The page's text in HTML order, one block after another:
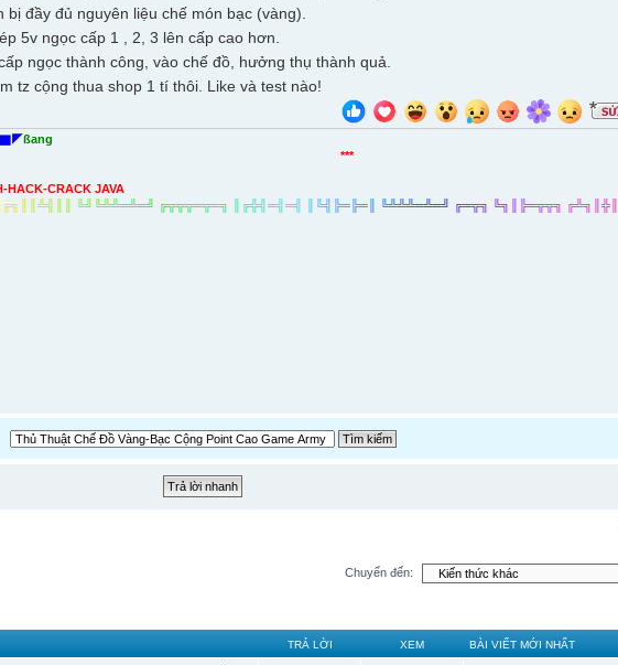
bị đầy đủ nguyên liệu chế món bạc (vàng).
5v ngọc cấp 1 , 2, 3 lên cấp cao hơn.
ngọc thành công, vào chế đồ, hưởng thụ thành quả.
tz cộng thua shop 1 tí thôi. Like và test nào!
ßang
***
HACK-CRACK JAVA
╔╗ ║╩╣ ╚╝ ╚╩╩═╩═╝ ╔╦╦╦═╦═╗ ╔╬╣═╣═╣ ╚╣ ╠═ ╠═ ╚╩╩╩═╩═╝ ╔═╦╗ ╚╗ ╠═╦╦╗ ╔╩╗ ║╬
Chuyển đến:
TRẢ LỜI XEM BÀI VIẾT MỚI NHẤT